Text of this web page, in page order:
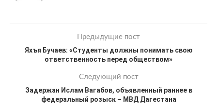
Предыдущие пост
Яхъя Бучаев: «Студенты должны понимать свою
ответственность перед обществом»
Следующий пост
Задержан Ислам Вагабов, объявленный раннее в
федеральный розыск – МВД Дагестана